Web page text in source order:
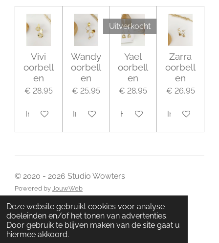
Deze website gebruikt cookies voor analyse-
doeleinden en/of het tonen van advertenties.
Door gebruik te blijven maken van de site gaat u
hiermee akkoord.
Vivi
oorbell
en
€ 28,95
In winkelwagen
Wandy
oorbell
en
€ 25,95
In winkelwagen
Uitverkocht
Yael
oorbell
en
€ 28,95
Houd mij op de hoogte
Zarra
oorbell
en
€ 26,95
In
© 2020 - 2026 Studio Wowters
Powered by JouwWeb